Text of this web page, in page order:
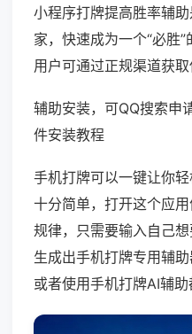
小程序打牌提高胜率辅
家，快速成为一个“必胜
用户可通过正规渠道获取
辅助安装，可QQ搜索
件安装教程
手机打牌可以一键让你
十分简单，打开这个应
规律，只需要输入自己
生成出手机打牌专用辅
或者使用手机打牌AI辅助